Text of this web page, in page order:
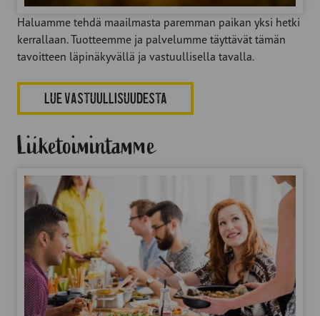
Haluamme tehdä maailmasta paremman paikan yksi hetki
kerrallaan. Tuotteemme ja palvelumme täyttävät tämän
tavoitteen läpinäkyvällä ja vastuullisella tavalla.
LUE VASTUULLISUUDESTA
Liiketoimintamme